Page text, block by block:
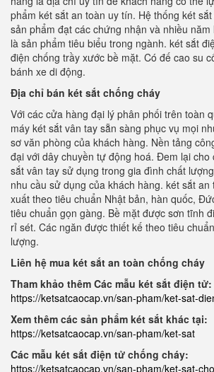
phẩm két sắt an toàn uy tín. Hệ thống két
sản phẩm đạt các chứng nhận và nhiều
là sản phẩm tiêu biểu trong ngành. két sắt
điện chống trầy xước bề mặt. Có đế cao su
bánh xe di động.
Địa chỉ bán két sắt chống cháy
Với các cửa hàng đại lý phân phối trên toàn
máy két sắt vân tay sẵn sàng phục vụ mọi
sơ văn phòng của khách hàng. Nền tảng
đại với dây chuyền tự động hoá. Đem lại cho
sắt vân tay sử dụng trong gia đình chất
nhu cầu sử dụng của khách hàng. két sắt an
xuất theo tiêu chuẩn Nhật bản, hàn quốc,
tiêu chuẩn gọn gàng. Bề mặt được sơn tĩnh
rỉ sét. Các ngăn được thiết kế theo tiêu
lượng.
Liên hệ mua két sắt an toàn chống cháy
Tham khảo thêm Các mẫu két sắt điện tử:
https://ketsatcaocap.vn/san-pham/ket-sat-
Xem thêm các sản phẩm két sắt khác tại:
https://ketsatcaocap.vn/san-pham/ket-sat
Các mẫu két sắt điện tử chống cháy:
https://ketsatcaocap.vn/san-pham/ket-sat-